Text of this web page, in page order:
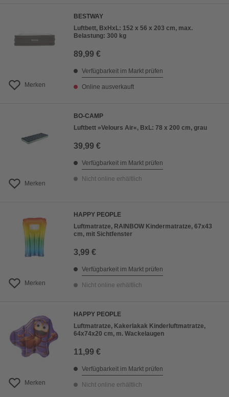
Merken
BESTWAY
Luftbett, BxHxL: 152 x 56 x 203 cm, max.
Belastung: 300 kg
89,99 €
Verfügbarkeit im Markt prüfen
Online ausverkauft
Merken
BO-CAMP
Luftbett »Velours Air«, BxL: 78 x 200 cm, grau
39,99 €
Verfügbarkeit im Markt prüfen
Nicht online erhältlich
Merken
HAPPY PEOPLE
Luftmatratze, RAINBOW Kindermatratze, 67x43
cm, mit Sichtfenster
3,99 €
Verfügbarkeit im Markt prüfen
Nicht online erhältlich
Merken
HAPPY PEOPLE
Luftmatratze, Kakerlakak Kinderluftmatratze,
64x74x20 cm, m. Wackelaugen
11,99 €
Verfügbarkeit im Markt prüfen
Nicht online erhältlich